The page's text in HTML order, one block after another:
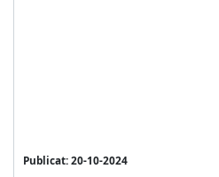
Publicat: 20-10-2024